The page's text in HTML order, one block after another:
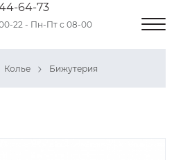
64-73
22 - Пн-Пт с 08-00
Колье Бижутерия